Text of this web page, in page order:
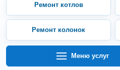
Ремонт котлов
Ремонт колонок
Меню услуг